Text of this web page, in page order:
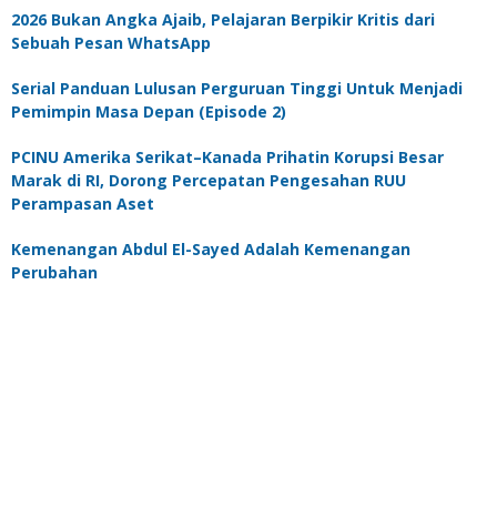
2026 Bukan Angka Ajaib, Pelajaran Berpikir Kritis dari
Sebuah Pesan WhatsApp
Serial Panduan Lulusan Perguruan Tinggi Untuk Menjadi
Pemimpin Masa Depan (Episode 2)
PCINU Amerika Serikat–Kanada Prihatin Korupsi Besar
Marak di RI, Dorong Percepatan Pengesahan RUU
Perampasan Aset
Kemenangan Abdul El-Sayed Adalah Kemenangan
Perubahan